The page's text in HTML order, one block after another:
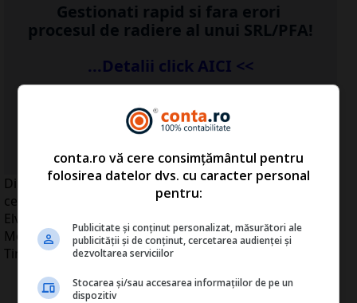
Gestionati rapid si fara erori
procesul de radiere al unui SRL/PFA!
...Detalii click AICI <<
...vezi detaliiAICI>>
Directori de companii, lideri guvernamentali şi
cercetători din întreaga lume s-au strâns la Davos,
Elveţia, pentru reuniunea anuală a Formului Economic
Mondial, care a debutat astăzi, scrie The New York
Times.
conta.ro vă cere consimțământul pentru
folosirea datelor dvs. cu caracter personal
pentru:
Publicitate și conținut personalizat, măsurători ale
publicității și de conținut, cercetarea audienței și
dezvoltarea serviciilor
Stocarea și/sau accesarea informațiilor de pe un
dispozitiv